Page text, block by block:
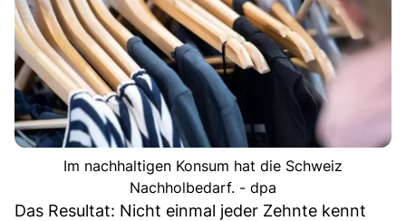
Im nachhaltigen Konsum hat die Schweiz
Nachholbedarf. - dpa
Das Resultat: Nicht einmal jeder Zehnte kennt